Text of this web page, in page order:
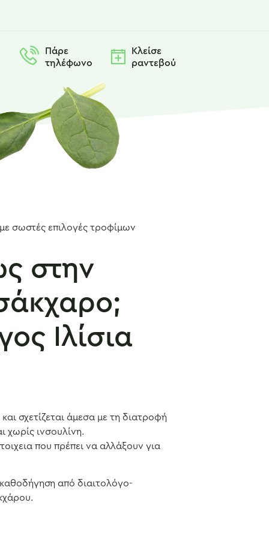
Πάρε
τηλέφωνο
Κλείσε
ραντεβού
στην
Ιλίσια
σχετίζεται άμεσα με τη διατροφή
χωρίς ινσουλίνη.
που πρέπει να αλλάξουν για
από διαιτολόγο-